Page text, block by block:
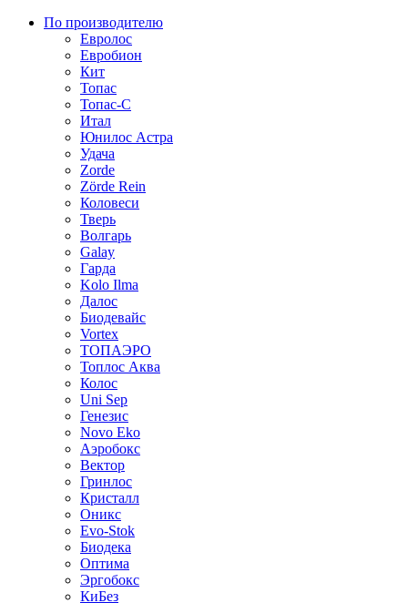
По производителю
Евролос
Евробион
Кит
Топас
Топас-С
Итал
Юнилос Астра
Удача
Zorde
Zörde Rein
Коловеси
Тверь
Волгарь
Galay
Гарда
Kolo Ilma
Далос
Биодевайс
Vortex
ТОПАЭРО
Топлос Аква
Колос
Uni Sep
Генезис
Novo Eko
Аэробокс
Вектор
Гринлос
Кристалл
Оникс
Evo-Stok
Биодека
Оптима
Эргобокс
КиБез